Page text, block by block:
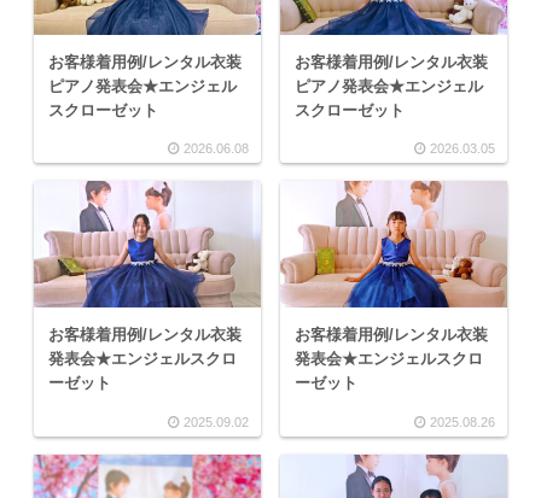
お客様着用例/レンタル衣装
ピアノ発表会★エンジェル
スクローゼット
2026.06.08
お客様着用例/レンタル衣装
ピアノ発表会★エンジェル
スクローゼット
2026.03.05
お客様着用例/レンタル衣装
発表会★エンジェルスクロ
ーゼット
2025.09.02
お客様着用例/レンタル衣装
発表会★エンジェルスクロ
ーゼット
2025.08.26